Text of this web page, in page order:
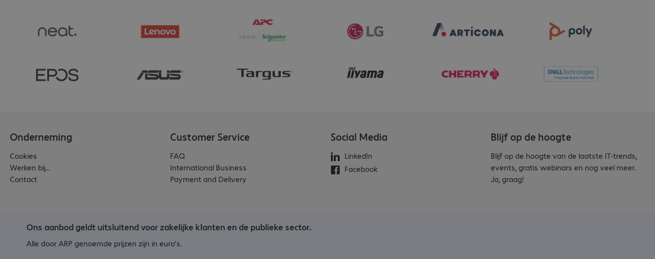
Onderneming
Cookies
Werken bij...
Contact
Customer Service
FAQ
International Business
Payment and Delivery
Social Media
LinkedIn
Facebook
Blijf op de hoogte
Blijf op de hoogte van de laatste IT-trends,
events, gratis webinars en nog veel meer.
Ja, graag!
Ons aanbod geldt uitsluitend voor zakelijke klanten en de publieke sector.
Alle door ARP genoemde prijzen zijn in euro’s.